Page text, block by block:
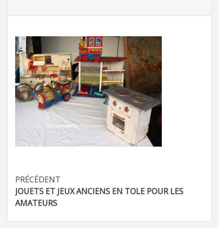
Navigation
d’article
PRÉCÉDENT
JOUETS ET JEUX ANCIENS EN TOLE POUR LES
AMATEURS